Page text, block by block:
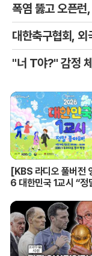
폭염 뚫고 오픈런
대한축구협회, 외
"너 T야?" 감정
[KBS 라디오 풀버전
6 대한민국 1교시 “정